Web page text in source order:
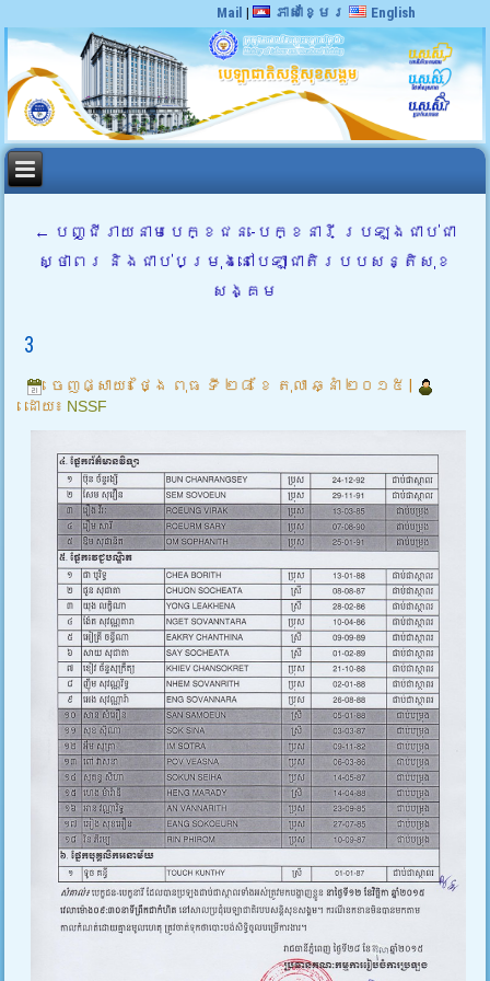
Mail | ភាសាខ្មែរ English
← បញ្ជី​រាយ​នាម​បេក្ខជន​-​បេក្ខនារី ប្រឡង​ជាប់​ជា​
ស្ថាពរ និង​ជាប់​បម្រុង​នៅ​បេឡាជាតិ​របប​សន្តិសុខ​
សង្គម
3
ចេញផ្សាយ៖ ថ្ងៃ ពុធ ទី ២៨ ខែ តុលា ឆ្នាំ ២០១៥
ដោយ៖ NSSF